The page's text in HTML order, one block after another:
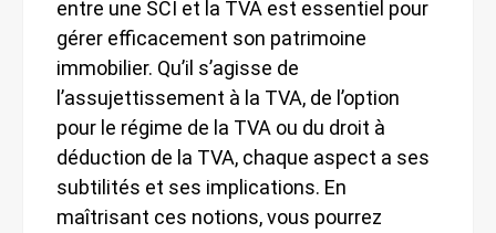
entre une SCI et la TVA est essentiel pour
gérer efficacement son patrimoine
immobilier. Qu’il s’agisse de
l’assujettissement à la TVA, de l’option
pour le régime de la TVA ou du droit à
déduction de la TVA, chaque aspect a ses
subtilités et ses implications. En
maîtrisant ces notions, vous pourrez